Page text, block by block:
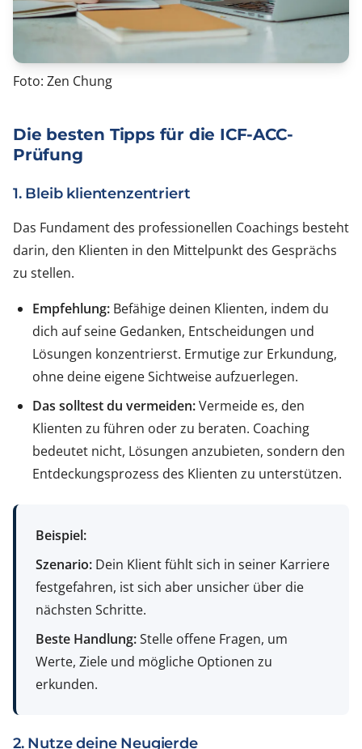
Foto: Zen Chung
Die besten Tipps für die ICF-ACC-
Prüfung
1. Bleib klientenzentriert
Das Fundament des professionellen Coachings besteht
darin, den Klienten in den Mittelpunkt des Gesprächs
zu stellen.
Empfehlung: Befähige deinen Klienten, indem du
dich auf seine Gedanken, Entscheidungen und
Lösungen konzentrierst. Ermutige zur Erkundung,
ohne deine eigene Sichtweise aufzuerlegen.
Das solltest du vermeiden:Vermeide es, den
Klienten zu führen oder zu beraten. Coaching
bedeutet nicht, Lösungen anzubieten, sondern den
Entdeckungsprozess des Klienten zu unterstützen.
Beispiel:
Szenario: Dein Klient fühlt sich in seiner Karriere
festgefahren, ist sich aber unsicher über die
nächsten Schritte.
Beste Handlung:Stelle offene Fragen, um
Werte, Ziele und mögliche Optionen zu
erkunden.
2. Nutze deine Neugierde